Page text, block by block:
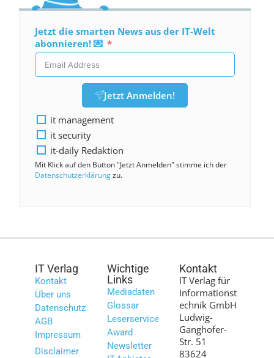
Jetzt die smarten News aus der IT-Welt
abonnieren! 💌
Jetzt Anmelden!
it management
it security
it-daily Redaktion
Mit Klick auf den Button "Jetzt Anmelden" stimme ich der
Datenschutzerklärungzu.
IT Verlag
Kontakt
Über uns
Datenschutz
AGB
Impressum
Disclaimer
Wichtige
Links
Mediadaten
Glossar
Leserservice
Award
Newsletter
Kontakt
IT Verlag für
Informationst
echnik GmbH
Ludwig-
Ganghofer-
Str. 51
83624